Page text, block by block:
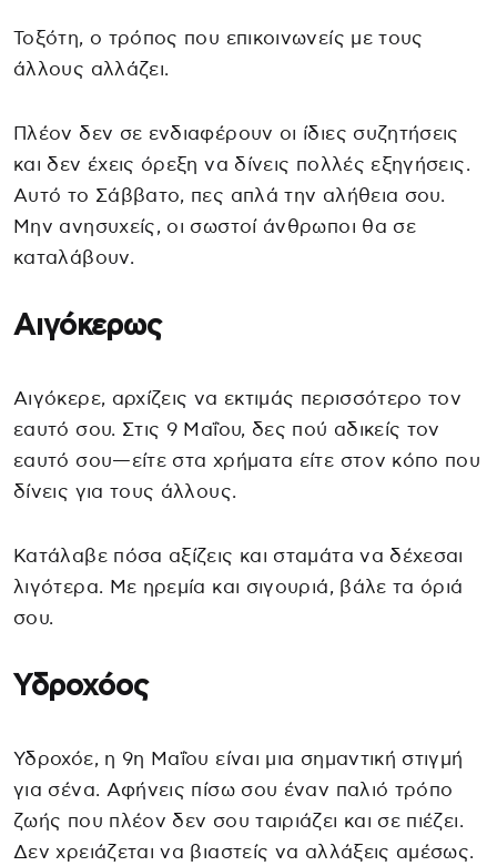
Τοξότη, ο τρόπος που επικοινωνείς με τους
άλλους αλλάζει.
Πλέον δεν σε ενδιαφέρουν οι ίδιες συζητήσεις
και δεν έχεις όρεξη να δίνεις πολλές εξηγήσεις.
Αυτό το Σάββατο, πες απλά την αλήθεια σου.
Μην ανησυχείς, οι σωστοί άνθρωποι θα σε
καταλάβουν.
Αιγόκερως
Αιγόκερε, αρχίζεις να εκτιμάς περισσότερο τον
εαυτό σου. Στις 9 Μαΐου, δες πού αδικείς τον
εαυτό σου—είτε στα χρήματα είτε στον κόπο που
δίνεις για τους άλλους.
Κατάλαβε πόσα αξίζεις και σταμάτα να δέχεσαι
λιγότερα. Με ηρεμία και σιγουριά, βάλε τα όριά
σου.
Υδροχόος
Υδροχόε, η 9η Μαΐου είναι μια σημαντική στιγμή
για σένα. Αφήνεις πίσω σου έναν παλιό τρόπο
ζωής που πλέον δεν σου ταιριάζει και σε πιέζει.
Δεν χρειάζεται να βιαστείς να αλλάξεις αμέσως.